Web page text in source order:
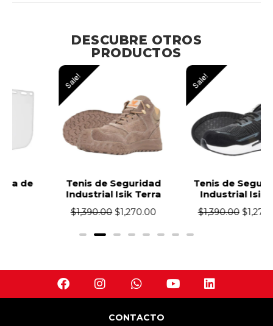
DESCUBRE OTROS
PRODUCTOS
Tenis de Seguridad
Industrial Isik Terra
1,390.00 $1,270.00
Tenis de Seguridad
Industrial Isik Zu
1,390.00 $1,270.00
CONTACTO